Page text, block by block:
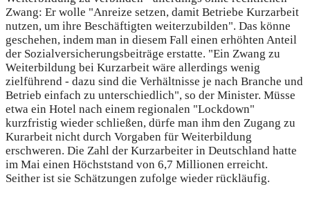
Zwang: Er wolle "Anreize setzen, damit Betriebe Kurzarbeit
nutzen, um ihre Beschäftigten weiterzubilden". Das könne
geschehen, indem man in diesem Fall einen erhöhten Anteil
der Sozialversicherungsbeiträge erstatte. "Ein Zwang zu
Weiterbildung bei Kurzarbeit wäre allerdings wenig
zielführend - dazu sind die Verhältnisse je nach Branche und
Betrieb einfach zu unterschiedlich", so der Minister. Müsse
etwa ein Hotel nach einem regionalen "Lockdown"
kurzfristig wieder schließen, dürfe man ihm den Zugang zu
Kurarbeit nicht durch Vorgaben für Weiterbildung
erschweren. Die Zahl der Kurzarbeiter in Deutschland hatte
im Mai einen Höchststand von 6,7 Millionen erreicht.
Seither ist sie Schätzungen zufolge wieder rückläufig.